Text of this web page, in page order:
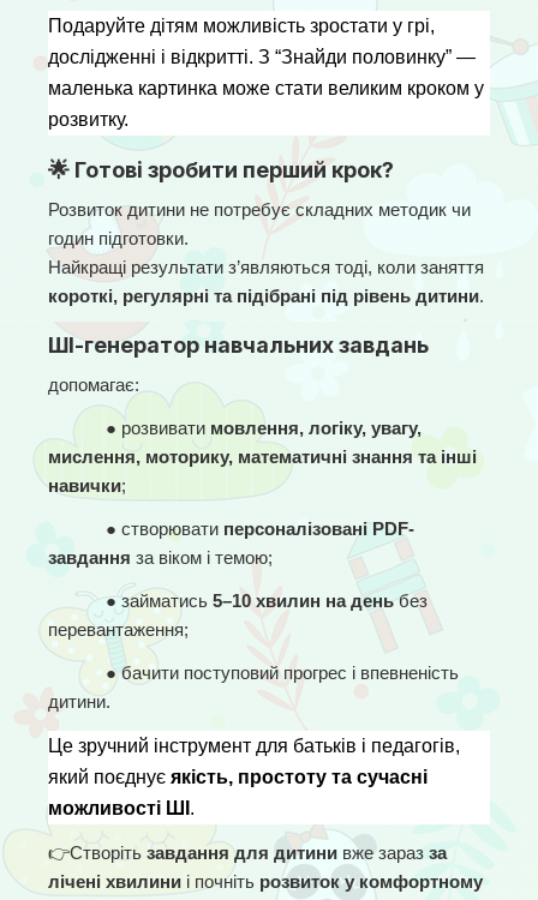
Подаруйте дітям можливість зростати у грі,
дослідженні і відкритті. З “Знайди половинку” —
маленька картинка може стати великим кроком у
розвитку.
🌟 Готові зробити перший крок?
Розвиток дитини не потребує складних методик чи
годин підготовки.
короткі, регулярні та підібрані під рівень дитини.
ШІ-генератор навчальних завдань
допомагає:
● розвивати мовлення, логіку, увагу,
мислення, моторику, математичні знання та інші
навички;
● створювати персоналізовані PDF-
завдання за віком і темою;
● займатись 5–10 хвилин на день без
перевантаження;
● бачити поступовий прогрес і впевненість
дитини.
Це зручний інструмент для батьків і педагогів,
який поєднує якість, простоту та сучасні
можливості ШІ .
👉Створіть завдання для дитини вже зараз за
лічені хвилини і почніть розвиток у комфортному